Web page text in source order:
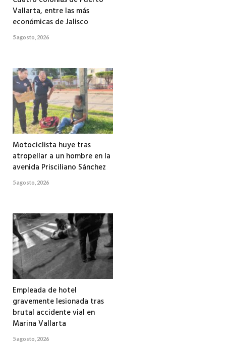
Vallarta, entre las más
económicas de Jalisco
5 agosto, 2026
Motociclista huye tras
atropellar a un hombre en la
avenida Prisciliano Sánchez
5 agosto, 2026
Empleada de hotel
gravemente lesionada tras
brutal accidente vial en
Marina Vallarta
5 agosto, 2026